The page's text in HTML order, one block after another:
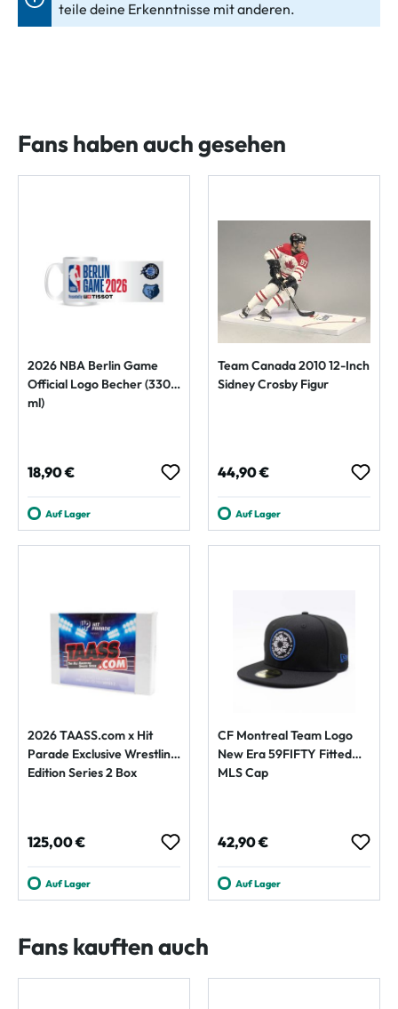
teile deine Erkenntnisse mit anderen.
Fans haben auch gesehen
2026 NBA Berlin Game
Official Logo Becher (330
ml)
Regulärer Preis:
18,90 €
Auf Lager
Team Canada 2010 12-Inch
Sidney Crosby Figur
Regulärer Preis:
44,90 €
Auf Lager
2026 TAASS.com x Hit
Parade Exclusive Wrestling
Edition Series 2 Box
Regulärer Preis:
125,00 €
Auf Lager
CF Montreal Team Logo
New Era 59FIFTY Fitted
MLS Cap
Regulärer Preis:
42,90 €
Auf Lager
Fans kauften auch